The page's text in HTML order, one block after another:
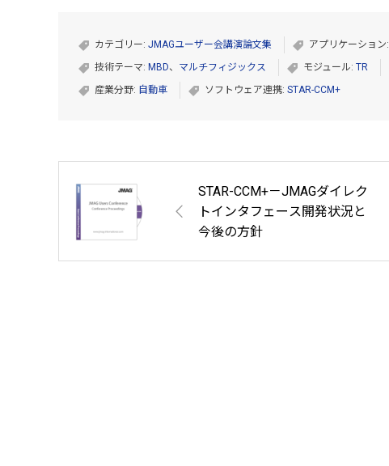
カテゴリー: JMAGユーザー会講演論文集 アプリケーション:
技術テーマ: MBD、 マルチフィジックス モジュール: TR
産業分野: 自動車 ソフトウェア連携: STAR-CCM+
STAR-CCM+－JMAGダイレク
トインタフェース開発状況と
今後の方針